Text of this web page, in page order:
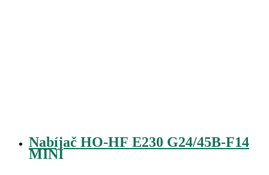
Nabíjač HO-HF E230 G24/45B-F14
MINI